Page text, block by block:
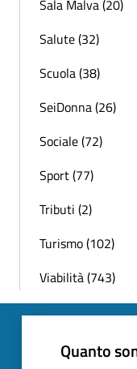
Sala Malva (20)
Salute (32)
Scuola (38)
SeiDonna (26)
Sociale (72)
Sport (77)
Tributi (2)
Turismo (102)
Viabilità (743)
Quanto